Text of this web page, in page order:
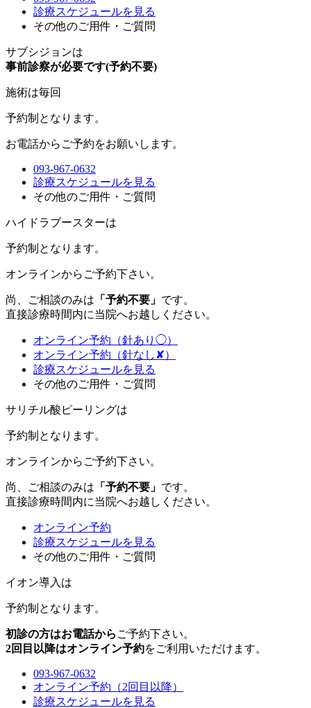
診療スケジュールを見る
その他のご用件・ご質問
サブシジョンは
事前診察が必要です(予約不要)
施術は毎回
予約制 となります。
お電話からご予約をお願いします。
093-967-0632
診療スケジュールを見る
その他のご用件・ご質問
ハイドラブースターは
予約制 となります。
オンラインからご予約下さい。
尚、ご相談のみは 「予約不要」 です。
直接診療時間内に当院へお越しください。
オンライン予約（針あり◯）
オンライン予約（針なし✘）
診療スケジュールを見る
その他のご用件・ご質問
サリチル酸ピーリングは
予約制 となります。
オンラインからご予約下さい。
尚、ご相談のみは 「予約不要」 です。
直接診療時間内に当院へお越しください。
オンライン予約
診療スケジュールを見る
その他のご用件・ご質問
イオン導入は
予約制 となります。
初診の方はお電話から ご予約下さい。
2回目以降はオンライン予約をご利用いただけます。
093-967-0632
オンライン予約（2回目以降）
診療スケジュールを見る